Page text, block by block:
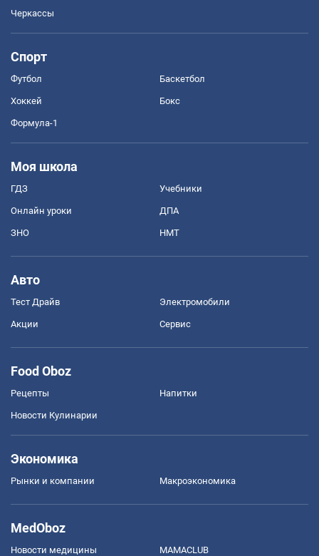
Черкассы
Спорт
Футбол Баскетбол
Хоккей Бокс
Формула-1
Моя школа
ГДЗ Учебники
Онлайн уроки ДПА
ЗНО НМТ
Авто
Тест Драйв Электромобили
Акции Сервис
Food Oboz
Рецепты Напитки
Новости Кулинарии
Экономика
Рынки и компании Mакроэкономика
MedOboz
Новости медицины MAMACLUB